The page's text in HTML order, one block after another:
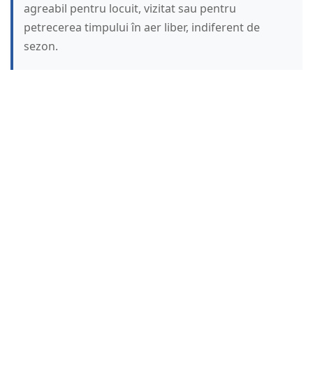
agreabil pentru locuit, vizitat sau pentru
petrecerea timpului în aer liber, indiferent de
sezon.